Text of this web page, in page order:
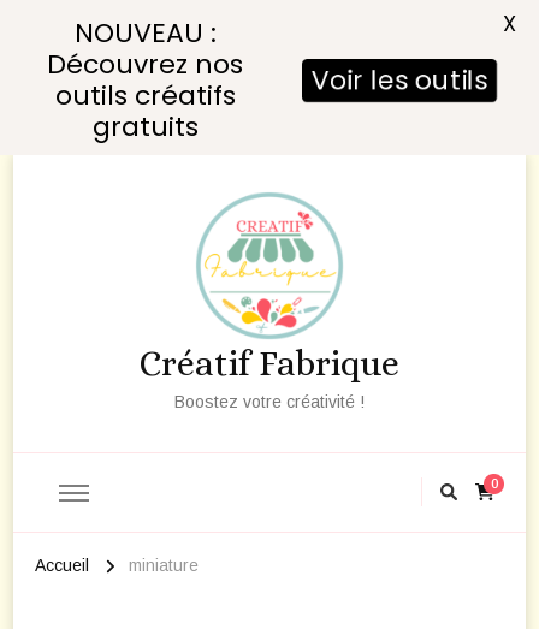
Créatif Fabrique
Boostez votre créativité !
0
Accueil miniature
NOUVEAU :
Découvrez nos
outils créatifs
gratuits
Voir les outils
X